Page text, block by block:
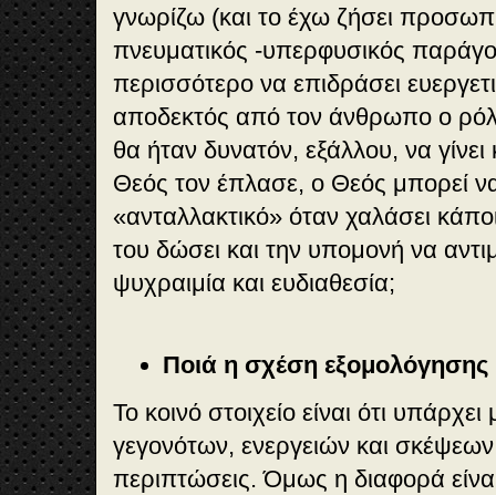
γνωρίζω (και το έχω ζήσει
πνευματικός -υπερφυσικός
περισσότερο να επιδράσει
αποδεκτός από τον άνθρωπο ο
θα ήταν δυνατόν, εξάλλου, να γίνει
Θεός τον έπλασε, ο Θεός μπορεί να
«ανταλλακτικό» όταν χαλάσει
του δώσει και την υπομονή να
ψυχραιμία και ευδιαθεσία;
Ποιά η σχέση
Το κοινό στοιχείο είναι ότι
γεγονότων, ενεργειών και σκέψεων
περιπτώσεις. Όμως η διαφορά